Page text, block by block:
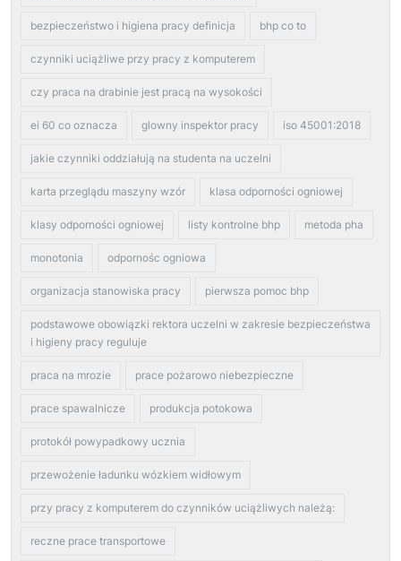
bezpieczeństwo i higiena pracy definicja bhp co to
czynniki uciążliwe przy pracy z komputerem
czy praca na drabinie jest pracą na wysokości
ei 60 co oznacza glowny inspektor pracy iso 45001:2018
jakie czynniki oddziałują na studenta na uczelni
karta przeglądu maszyny wzór klasa odporności ogniowej
klasy odporności ogniowej listy kontrolne bhp metoda pha
monotonia odpornośc ogniowa
organizacja stanowiska pracy pierwsza pomoc bhp
podstawowe obowiązki rektora uczelni w zakresie bezpieczeństwa
i higieny pracy reguluje
praca na mrozie prace pożarowo niebezpieczne
prace spawalnicze produkcja potokowa
protokół powypadkowy ucznia
przewożenie ładunku wózkiem widłowym
przy pracy z komputerem do czynników uciążliwych należą:
reczne prace transportowe